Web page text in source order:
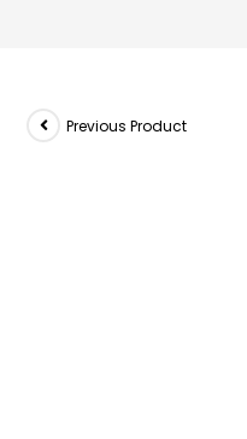
Previous Product